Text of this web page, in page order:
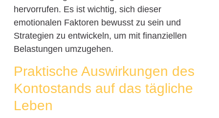
hervorrufen. Es ist wichtig, sich dieser
emotionalen Faktoren bewusst zu sein und
Strategien zu entwickeln, um mit finanziellen
Belastungen umzugehen.
Praktische Auswirkungen des
Kontostands auf das tägliche
Leben